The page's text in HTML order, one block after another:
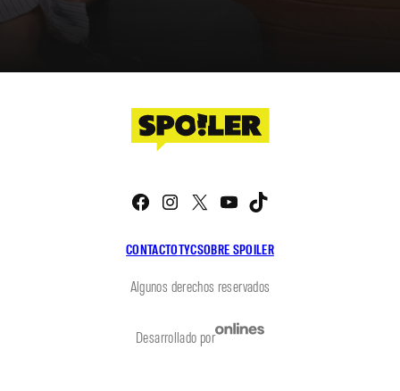
CONTACTOTYCSOBRE SPOILER
Facebook
Instagram
X YouTube
Algunos derechos reservados
Desarrollado por